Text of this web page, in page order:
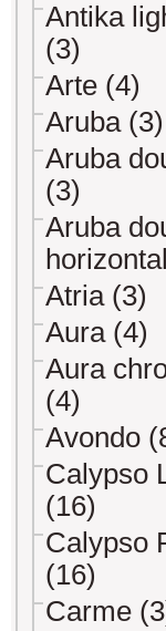
Antika
(3)
Arte (4)
Aruba (3)
Aruba
(3)
Aruba
Atria (3)
Aura (4)
Aura
(4)
Avondo
Calypso
(16)
Calypso
(16)
Carme